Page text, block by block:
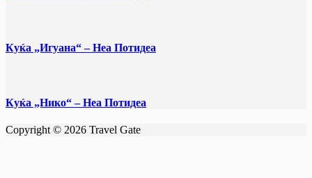
Куќа „Игуана“ – Неа Потидеа
Куќа „Нико“ – Неа Потидеа
Copyright © 2026 Travel Gate